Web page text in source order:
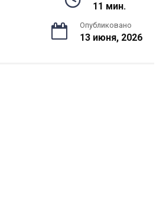
11 мин.
Опубликовано
13 июня, 2026